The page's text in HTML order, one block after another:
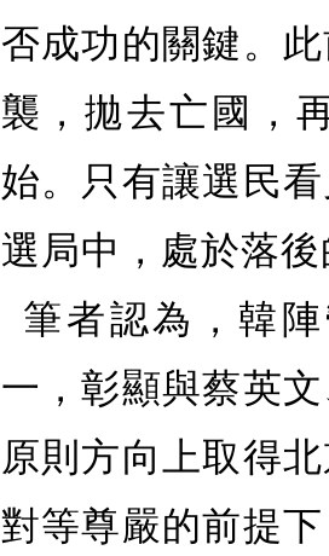
否成功的關鍵。
襲，拋去亡國，
始。只有讓選民
選局中，處於落
筆者認為，韓
一，彰顯與蔡英
原則方向上取得
對等尊嚴的前提